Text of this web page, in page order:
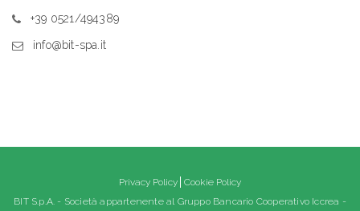
+39 0521/494389
info@bit-spa.it
Privacy Policy Cookie Policy
BIT S.p.A. - Società appartenente al Gruppo Bancario Cooperativo Iccrea -